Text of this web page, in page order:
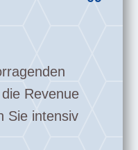
Revenue
Sie intensiv